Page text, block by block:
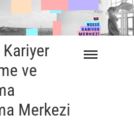
Kariyer
ve
Merkezi